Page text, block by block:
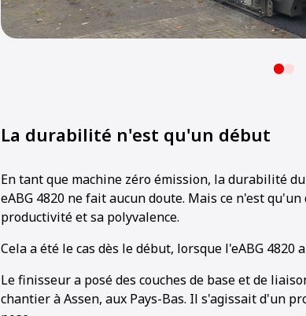
La durabilité n'est qu'un début
En tant que machine zéro émission, la durabilité
eABG 4820 ne fait aucun doute. Mais ce n'est
productivité et sa polyvalence.
Cela a été le cas dès le début, lorsque l'eABG 4820
Le finisseur a posé des couches de base et de
chantier à Assen, aux Pays-Bas. Il s'agissait d'un